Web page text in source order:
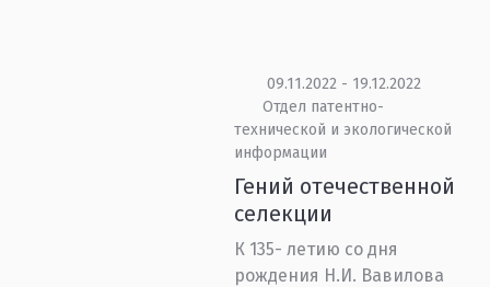
09.11.2022 - 19.12.2022
Отдел патентно-
технической и экологической
информации
Гений отечественной
селекции
К 135- летию со дня
рождения Н.И. Вавилова